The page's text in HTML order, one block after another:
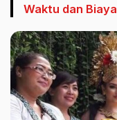
Waktu dan Biaya